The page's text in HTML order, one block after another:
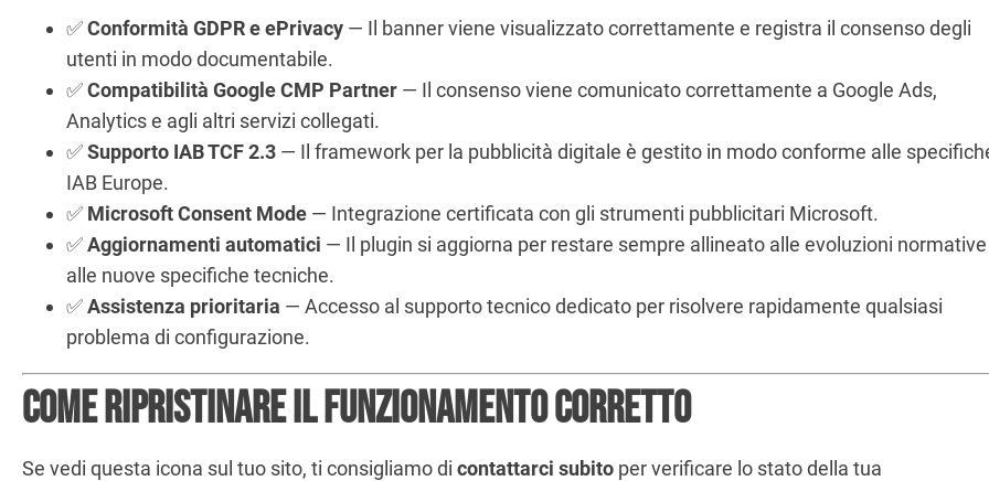
✅Conformità GDPR e ePrivacy — Il banner viene visualizzato correttamente e registra il consenso degli
utenti in modo documentabile.
✅Compatibilità Google CMP Partner — Il consenso viene comunicato correttamente a Google Ads,
Analytics e agli altri servizi collegati.
✅Supporto IAB TCF 2.3 — Il framework per la pubblicità digitale è gestito in modo conforme alle
IAB Europe.
✅ Microsoft Consent Mode — Integrazione certificata con gli strumenti pubblicitari Microsoft.
✅Aggiornamenti automatici — Il plugin si aggiorna per restare sempre allineato alle evoluzioni
alle nuove specifiche tecniche.
✅Assistenza prioritaria — Accesso al supporto tecnico dedicato per risolvere rapidamente qualsiasi
problema di configurazione.
Come ripristinare il funzionamento corretto
Se vedi questa icona sul tuo sito, ti consigliamo di contattarci subito per verificare lo stato della tua